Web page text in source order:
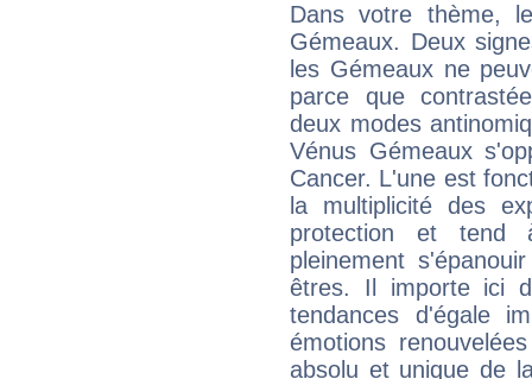
Dans votre thème,
Gémeaux. Deux
les Gémeaux ne
parce que
deux modes
Vénus Gémeaux
Cancer. L'une est
la multiplicité des
protection et tend
pleinement
êtres. Il importe ici
tendances d'égale
émotions
absolu et unique de